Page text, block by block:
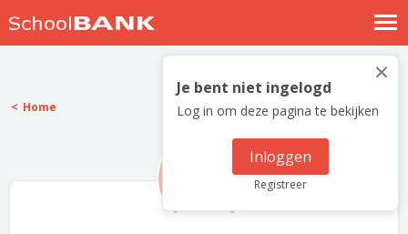
Nostalgische verhalen
Log in
Meld je gratis aan
×
Je bent niet ingelogd
Log in om deze pagina te bekijken
Inloggen
Registreer
Home